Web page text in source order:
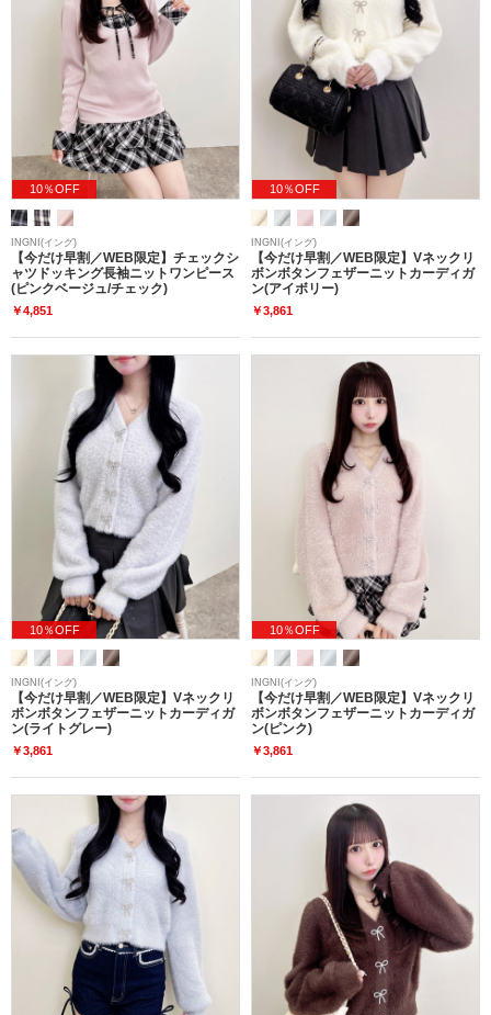
10％OFF
INGNI(イング)
【今だけ早割／WEB限定】チェックシ
ャツドッキング長袖ニットワンピース
(ピンクベージュ/チェック)
￥4,851
10％OFF
INGNI(イング)
【今だけ早割／WEB限定】Vネックリ
ボンボタンフェザーニットカーディガ
ン(アイボリー)
￥3,861
10％OFF
INGNI(イング)
【今だけ早割／WEB限定】Vネックリ
ボンボタンフェザーニットカーディガ
ン(ライトグレー)
￥3,861
10％OFF
INGNI(イング)
【今だけ早割／WEB限定】Vネックリ
ボンボタンフェザーニットカーディガ
ン(ピンク)
￥3,861